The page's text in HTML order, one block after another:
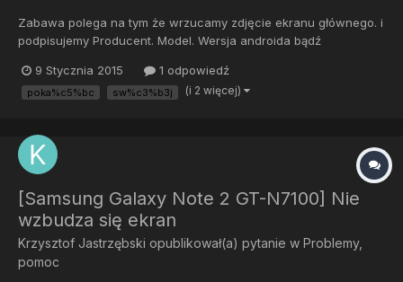
Zabawa polega na tym że wrzucamy zdjęcie ekranu głównego. i
podpisujemy Producent. Model. Wersja androida bądź
Samsung Model: GT-I8160 Soft: CM 12-20150110-UNOFFICJAL
(ANDROID 5.0.2)
9 Stycznia 2015 1 odpowiedź
poka%c5%bc sw%c3%b3j (i 2 więcej)
[Samsung Galaxy Note 2 GT-N7100] Nie
wzbudza się ekran
Krzysztof Jastrzębski opublikował(a) pytanie w Problemy,
pomoc